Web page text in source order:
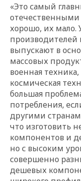
«Это самый
хорошо, их мало.
выпускают в
массовых
военная
космическая
большая
потребления,
другими
что изготовить
компонентов и
но с высоким
совершенно
дешевых